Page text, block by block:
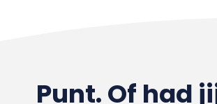
Punt. Of had